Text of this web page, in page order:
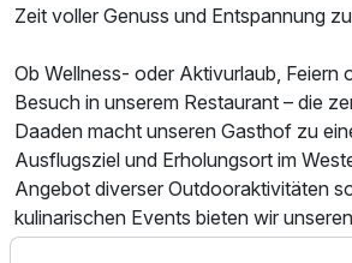
Doppelzimmer Komfort
2 Erwachsene und 1 Kind
Zeit voller Genuss und Entspannung
Ob Wellness- oder Aktivurlaub, Feiern
Besuch in unserem Restaurant – die
Daaden macht unseren Gasthof zu
Ausflugsziel und Erholungsort im
Angebot diverser Outdooraktivitäten
kulinarischen Events bieten wir
Möglichkeiten, Ihren Aufenthalt in